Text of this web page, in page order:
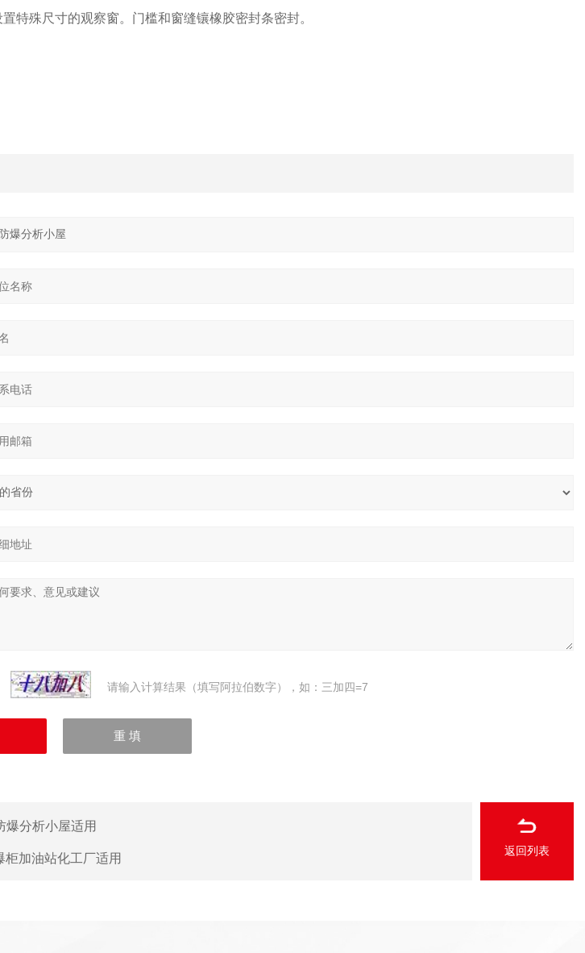
特殊尺寸的观察窗。门槛和窗缝镶橡胶密封条密封。
请输入计算结果（填写阿拉伯数字），如：三加四=7
爆分析小屋适用
加油站化工厂适用
返回列表